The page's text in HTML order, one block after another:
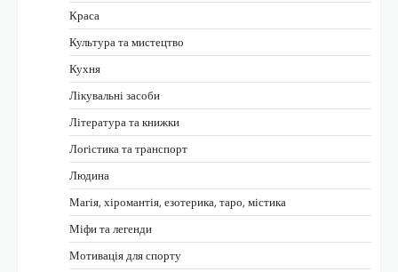
Краса
Культура та мистецтво
Кухня
Лікувальні засоби
Література та книжки
Логістика та транспорт
Людина
Магія, хіромантія, езотерика, таро, містика
Міфи та легенди
Мотивація для спорту